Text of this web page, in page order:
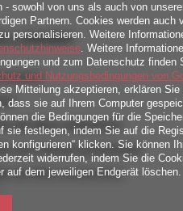
die Ware reklamieren
vom Vertrag zurücktreten
die Ware umtauschen
- sowohl von uns als auch von
Partnern. Cookies werden auch
personalisieren. Weitere
. Weitere
und zum Datenschutz finden
und Nutzungsbedingungen von
Mitteilung akzeptieren, erklären
dass sie auf Ihrem Computer
die Bedingungen für die
sie festlegen, indem Sie auf die
konfigurieren“ klicken. Sie können
widerrufen, indem Sie die
auf dem jeweiligen Endgerät löschen.